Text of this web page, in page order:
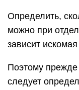
Определить,
можно при
зависит
Поэтому
следует